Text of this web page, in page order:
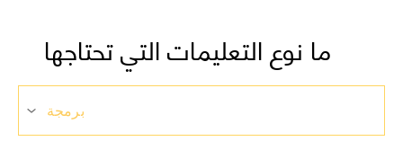
ما نوع التعليمات التي تحتاجها
برمجة